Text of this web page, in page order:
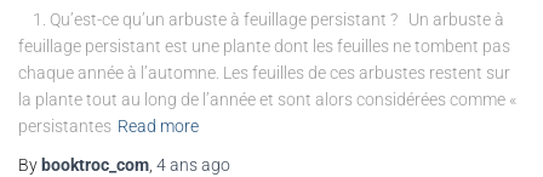
1. Qu’est-ce qu’un arbuste à feuillage persistant ? Un arbuste à
feuillage persistant est une plante dont les feuilles ne tombent pas
chaque année à l’automne. Les feuilles de ces arbustes restent sur
la plante tout au long de l’année et sont alors considérées comme «
persistantes Read more
By booktroc_com 4 ansago